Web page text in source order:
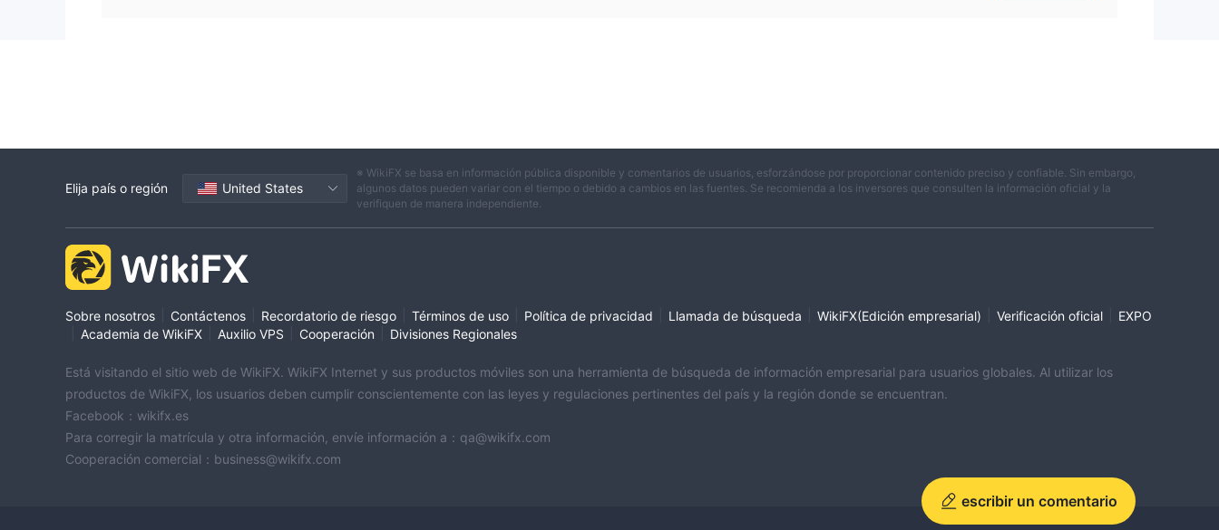
escribir un comentario
Elija país o región United States
※ WikiFX se basa en información pública disponible y comentarios de usuarios, esforzándose por proporcionar contenido preciso y confiable. Sin embargo,
algunos datos pueden variar con el tiempo o debido a cambios en las fuentes. Se recomienda a los inversores que consulten la información oficial y la
verifiquen de manera independiente.
Sobre nosotros Contáctenos Recordatorio de riesgo Términos de uso Política de privacidad Llamada de búsqueda WikiFX(Edición empresarial) Verificación oficial
EXPO
Academia de WikiFX Auxilio VPS Cooperación Divisiones Regionales
Está visitando el sitio web de WikiFX. WikiFX Internet y sus productos móviles son una herramienta de búsqueda de información empresarial para usuarios globales. Al utilizar los
productos de WikiFX, los usuarios deben cumplir conscientemente con las leyes y regulaciones pertinentes del país y la región donde se encuentran.
Facebook：wikifx.es
Para corregir la matrícula y otra información, envíe información a：qa@wikifx.com
Cooperación comercial：business@wikifx.com